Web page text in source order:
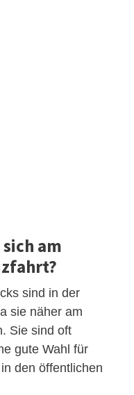
am
sind in der
sie näher am
Sie sind oft
gute Wahl für
den öffentlichen